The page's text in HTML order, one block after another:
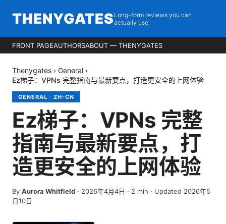
THENYGATES Long-form reviews you can
actually use.
FRONT PAGEAUTHORSABOUT — THENYGATES
Thenygates › General ›
Ez梯子：VPNs 完整指南与最新要点，打造更安全的上网体验
GENERAL · ZH-CN
Ez梯子：VPNs 完整
指南与最新要点，打
造更安全的上网体验
By Aurora Whitfield · 2026年4月4日 · 2 min · Updated 2026年5
月10日